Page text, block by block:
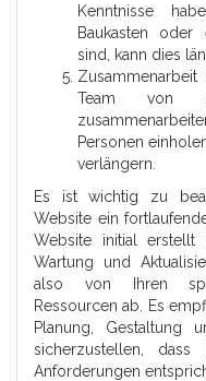
Kenntnisse
Baukasten oder
sind, kann dies
Team von
Personen
verlängern.
Es ist wichtig zu
Website ein
Website initial erstellt
Wartung und
also von Ihren
Ressourcen ab. Es
Planung, Gestaltung
sicherzustellen,
Anforderungen